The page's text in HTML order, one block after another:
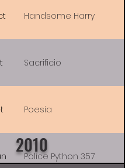
Handsome Harry
Sacrificio
Poesia
Police Python 357
2010